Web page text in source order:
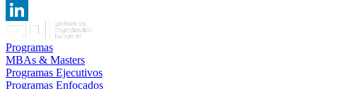
Facebook
LinkedIn
Programas
MBAs & Masters
Programas Ejecutivos
Programas Enfocados